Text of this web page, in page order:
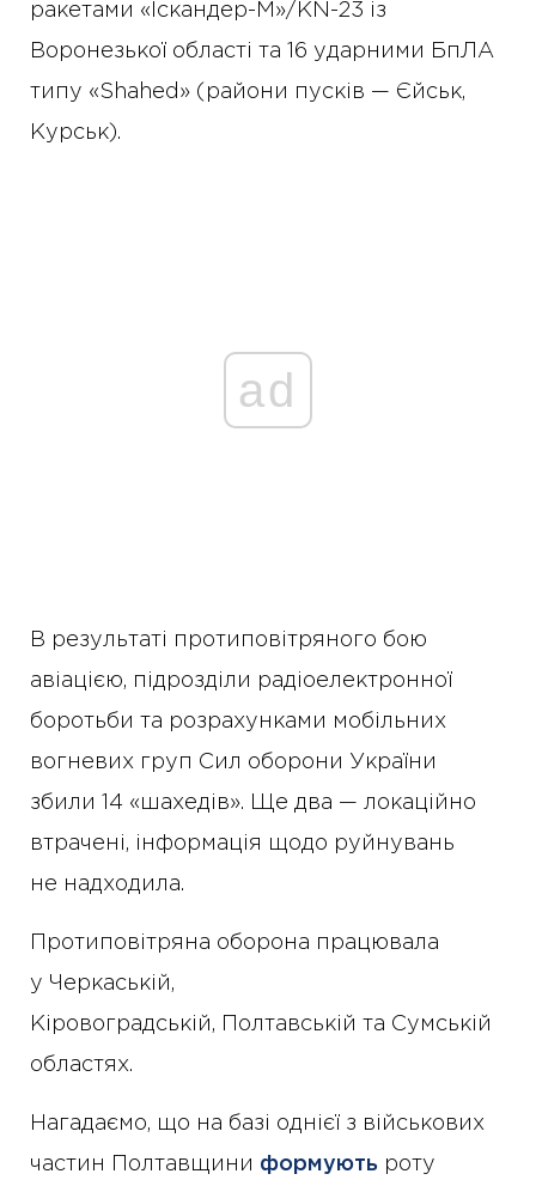
ракетами «Іскандер-М»/KN-23 із
Воронезької області та 16 ударними БпЛА
типу «Shahed» (райони пусків — Єйськ,
Курськ).
ad
В результаті протиповітряного бою
авіацією, підрозділи радіоелектронної
боротьби та розрахунками мобільних
вогневих груп Сил оборони України
збили 14 «шахедів». Ще два — локаційно
втрачені, інформація щодо руйнувань
не надходила.
Протиповітряна оборона працювала
у Черкаській,
Кіровоградській, Полтавській та Сумській
областях.
Нагадаємо, що на базі однієї з військових
частин Полтавщини формують роту